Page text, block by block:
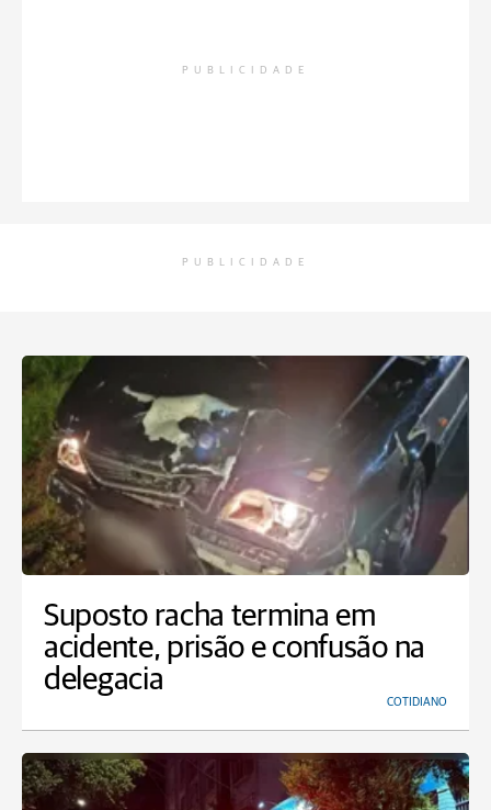
PUBLICIDADE
PUBLICIDADE
Suposto racha termina em
acidente, prisão e confusão na
delegacia
COTIDIANO